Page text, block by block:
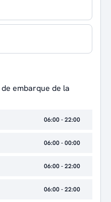
embarque de la
06:00 - 22:00
06:00 - 00:00
06:00 - 22:00
06:00 - 22:00